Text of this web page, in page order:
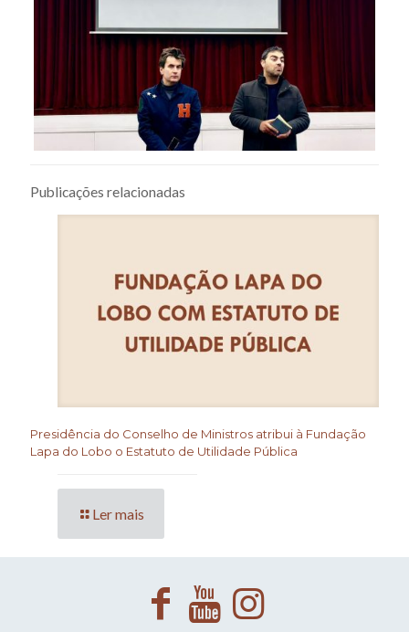
Publicações relacionadas
Presidência do Conselho de Ministros atribui à Fundação
Lapa do Lobo o Estatuto de Utilidade Pública
Ler mais